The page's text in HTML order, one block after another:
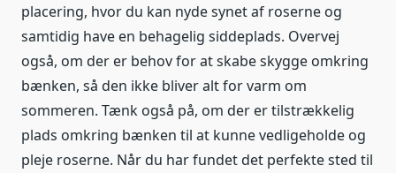
placering, hvor du kan nyde synet af roserne og
samtidig have en behagelig siddeplads. Overvej
også, om der er behov for at skabe skygge omkring
bænken, så den ikke bliver alt for varm om
sommeren. Tænk også på, om der er tilstrækkelig
plads omkring bænken til at kunne vedligeholde og
pleje roserne. Når du har fundet det perfekte sted til